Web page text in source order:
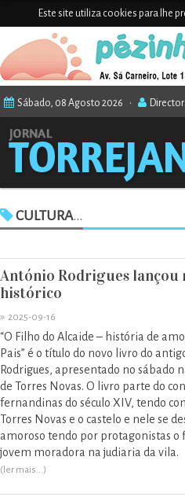
Este site utiliza cookies para lhe
Sábado, 08 Agosto 2026 •
CULTURA...
António Rodrigues lançou
histórico
» 2025-09-16
“O Filho do Alcaide – história de
Pais” é o título do novo livro do
Rodrigues, apresentado no sábado
de Torres Novas. O livro parte do
fernandinas do século XIV, tendo
Torres Novas e o castelo e nele se
amoroso tendo por protagonistas o
jovem moradora na judiaria da vila.
(ler mais...)